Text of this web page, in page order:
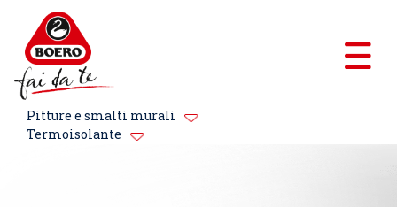
Pitture e smalti murali
Termoisolante